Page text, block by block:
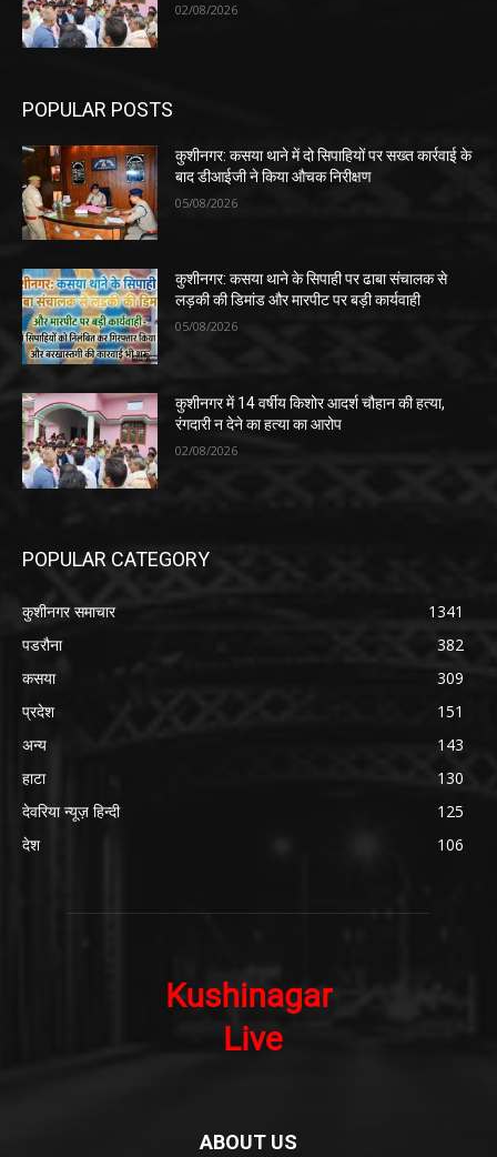
02/08/2026
POPULAR POSTS
कुशीनगर: कसया थाने में दो सिपाहियों पर सख्त कार्रवाई के
बाद डीआईजी ने किया औचक निरीक्षण
05/08/2026
कुशीनगर: कसया थाने के सिपाही पर ढाबा संचालक से
लड़की की डिमांड और मारपीट पर बड़ी कार्यवाही
05/08/2026
कुशीनगर में 14 वर्षीय किशोर आदर्श चौहान की हत्या,
रंगदारी न देने का हत्या का आरोप
02/08/2026
POPULAR CATEGORY
कुशीनगर समाचार
1341
पडरौना
382
कसया
309
प्रदेश
151
अन्य
143
हाटा
130
देवरिया न्यूज़ हिन्दी
125
देश
106
ABOUT US